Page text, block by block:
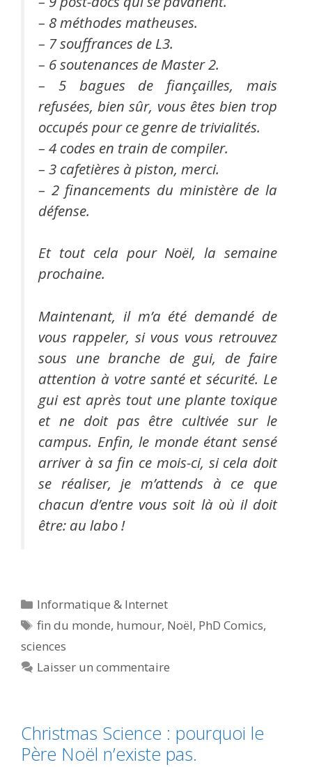
– 8 méthodes matheuses.
– 7 souffrances de L3.
– 6 soutenances de Master 2.
– 5 bagues de fiançailles, mais
refusées, bien sûr, vous êtes bien trop
occupés pour ce genre de trivialités.
– 4 codes en train de compiler.
– 3 cafetières à piston, merci.
– 2 financements du ministère de la
défense.
Et tout cela pour Noël, la semaine
prochaine.
Maintenant, il m’a été demandé de
vous rappeler, si vous vous retrouvez
sous une branche de gui, de faire
attention à votre santé et sécurité. Le
gui est après tout une plante toxique
et ne doit pas être cultivée sur le
campus. Enfin, le monde étant sensé
arriver à sa fin ce mois-ci, si cela doit
se réaliser, je m’attends à ce que
chacun d’entre vous soit là où il doit
être: au labo !
Catégories
Informatique & Internet
Étiquettes
fin du monde, humour, Noël, PhD Comics,
sciences
Laisser un commentaire
Christmas Science : pourquoi le
Père Noël n’existe pas.